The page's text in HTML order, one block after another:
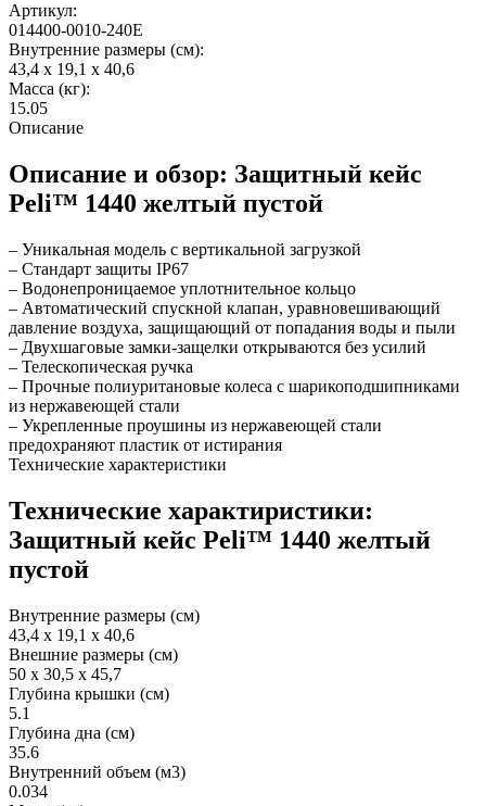
Артикул:
014400-0010-240E
Внутренние размеры (см):
43,4 x 19,1 x 40,6
Масса (кг):
15.05
Описание
Описание и обзор: Защитный кейс
Peli™ 1440 желтый пустой
– Уникальная модель с вертикальной загрузкой
– Стандарт защиты IP67
– Водонепроницаемое уплотнительное кольцо
– Автоматический спускной клапан, уравновешивающий
давление воздуха, защищающий от попадания воды и пыли
– Двухшаговые замки-защелки открываются без усилий
– Телескопическая ручка
– Прочные полиуритановые колеса с шарикоподшипниками
из нержавеющей стали
– Укрепленные проушины из нержавеющей стали
предохраняют пластик от истирания
Технические характеристики
Технические характиристики:
Защитный кейс Peli™ 1440 желтый
пустой
Внутренние размеры (см)
43,4 x 19,1 x 40,6
Внешние размеры (см)
50 x 30,5 x 45,7
Глубина крышки (см)
5.1
Глубина дна (см)
35.6
Внутренний объем (м3)
0.034